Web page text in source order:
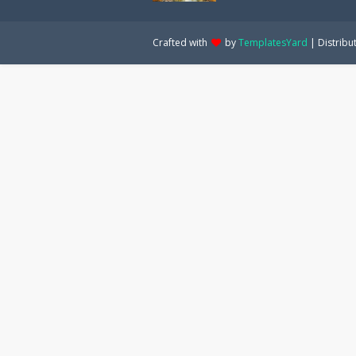
Crafted with byTemplatesYard |